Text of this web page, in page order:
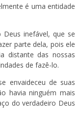
é uma entidade
Deus inefável, que se
parte dela, pois ele
distante das nossas
de fazê-lo.
envaideceu de suas
havia ninguém mais
do verdadeiro Deus